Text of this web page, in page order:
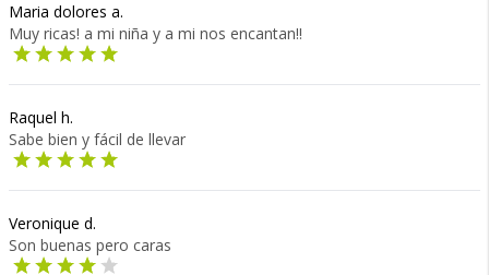
Maria dolores a.
Muy ricas! a mi niña y a mi nos encantan!!
Raquel h.
Sabe bien y fácil de llevar
Veronique d.
Son buenas pero caras